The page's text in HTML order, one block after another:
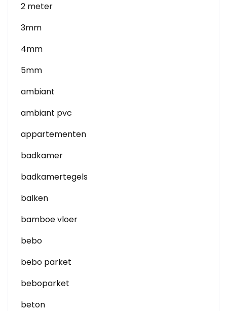
2 meter
3mm
4mm
5mm
ambiant
ambiant pvc
appartementen
badkamer
badkamertegels
balken
bamboe vloer
bebo
bebo parket
beboparket
beton